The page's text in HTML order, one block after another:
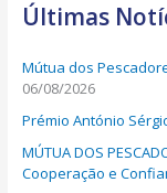
c
f
o
r
:
Últimas
Mútua dos
06/08/2026
Prémio António
MÚTUA DOS
Cooperação e